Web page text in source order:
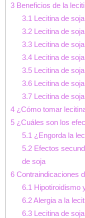
3 Beneficios de la
3.1 Lecitina de
3.2Lecitina de
3.3Lecitina de
3.4Lecitina de
3.5Lecitina de
3.6Lecitina de
3.7Lecitina de
4 ¿Cómo tomar
5 ¿Cuáles son los
5.1 ¿Engorda la
5.2Efectos
de soja
6 Contraindicaciones
6.1 Hipotiroidismo
6.2Alergia a la
6.3Lecitina de